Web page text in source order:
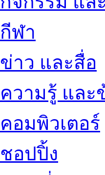
กีฬา
ข่าว และสื่อ
ความรู้ แล
คอมพิวเตอร์
ชอปปิ้ง